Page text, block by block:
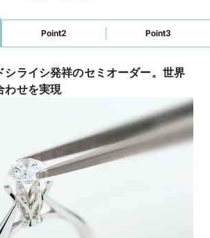
Point2 Point3
シライシ発祥のセミオーダー。世界
わせを実現